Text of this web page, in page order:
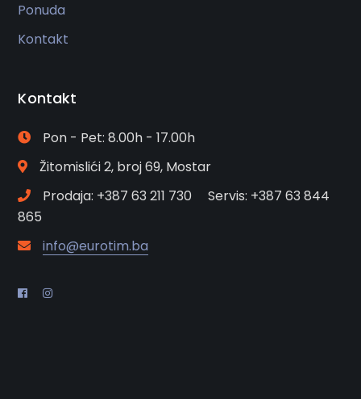
Ponuda
Kontakt
Kontakt
Pon - Pet: 8.00h - 17.00h
Žitomislići 2, broj 69, Mostar
Prodaja: +387 63 211 730 Servis: +387 63 844
865
info@eurotim.ba